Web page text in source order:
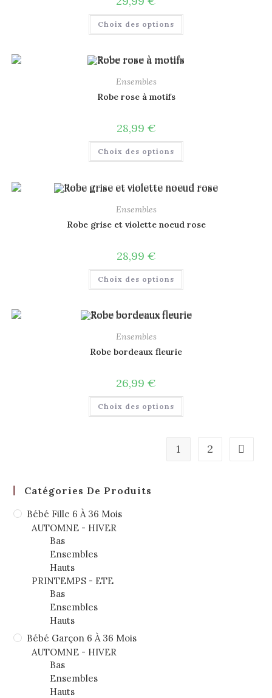
Choix des options
Ensembles
Robe rose à motifs
28,99 €
Choix des options
Ensembles
Robe grise et violette noeud rose
28,99 €
Choix des options
Ensembles
Robe bordeaux fleurie
26,99 €
Choix des options
1 2
Catégories De Produits
Bébé Fille 6 À 36 Mois
AUTOMNE - HIVER
Bas
Ensembles
Hauts
PRINTEMPS - ETE
Bas
Ensembles
Hauts
Bébé Garçon 6 À 36 Mois
AUTOMNE - HIVER
Bas
Ensembles
Hauts